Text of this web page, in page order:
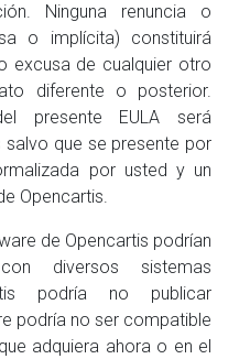
Ninguna renuncia o
o implícita) constituirá
excusa de cualquier otro
diferente o posterior.
presente EULA será
salvo que se presente por
por usted y un
Opencartis.
de Opencartis podrían
diversos sistemas
podría no publicar
podría no ser compatible
adquiera ahora o en el